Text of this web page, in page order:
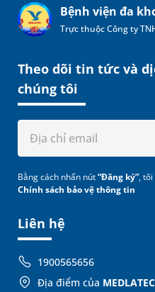
Bệnh viện đa
Trực thuộc Công ty
Liên hệ
1900565656
Địa điểm của MEDLATEC
Theo dõi tin tức và
chúng tôi
Bằng cách nhấn nút“Đăng ký”,
Chính sách bảo vệ thông tin